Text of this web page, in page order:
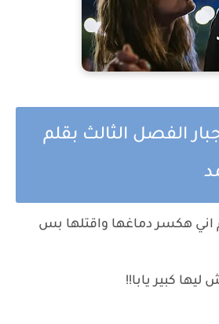
الفصل الثالث بقلم
اني هكسر دماغها واقتلها بس
كبير يابا!!